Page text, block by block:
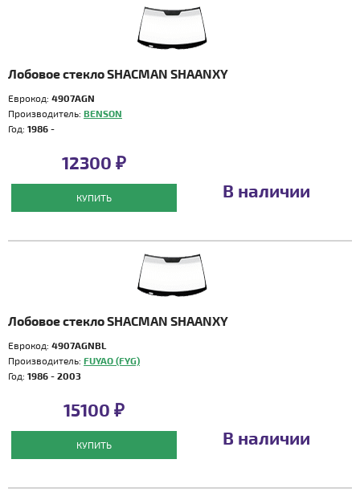
Лобовое стекло SHACMAN SHAANXY
Еврокод: 4907AGN
Производитель: BENSON
Год: 1986 -
12300 ₽
КУПИТЬ В наличии
Лобовое стекло SHACMAN SHAANXY
Еврокод: 4907AGNBL
Производитель: FUYAO (FYG)
Год: 1986 - 2003
15100 ₽
КУПИТЬ В наличии